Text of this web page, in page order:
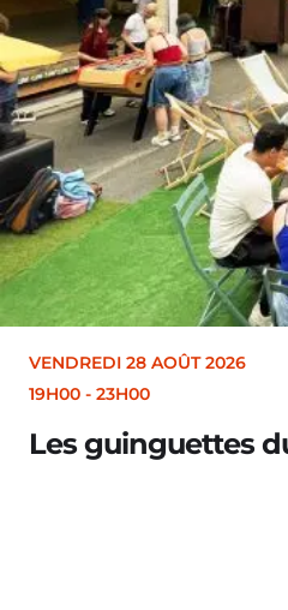
VENDREDI 28 AOÛT 2026
19H00 - 23H00
Les guinguettes